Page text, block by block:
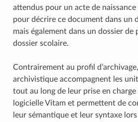
attendus pour un acte de
pour décrire ce document dans un
mais également dans un dossier de
dossier scolaire.
Contrairement au profil
archivistique accompagnent les
tout au long de leur prise en
logicielle Vitam et permettent de
leur sémantique et leur syntaxe